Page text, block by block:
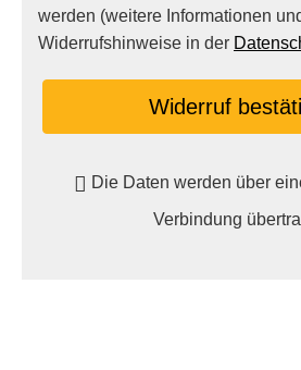
werden (weitere Informationen
Widerrufshinweise in der
Widerruf
Die Daten werden über
Verbindung